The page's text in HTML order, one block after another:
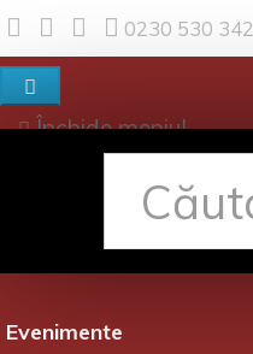
0230 530 342
Închide meniul
Evenimente